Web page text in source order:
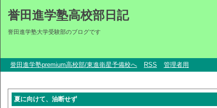
誉田進学塾高校部日記
誉田進学塾大学受験部のブログです
誉田進学塾premium高校部/東進衛星予備校へ RSS 管理者用
夏に向けて、油断せず